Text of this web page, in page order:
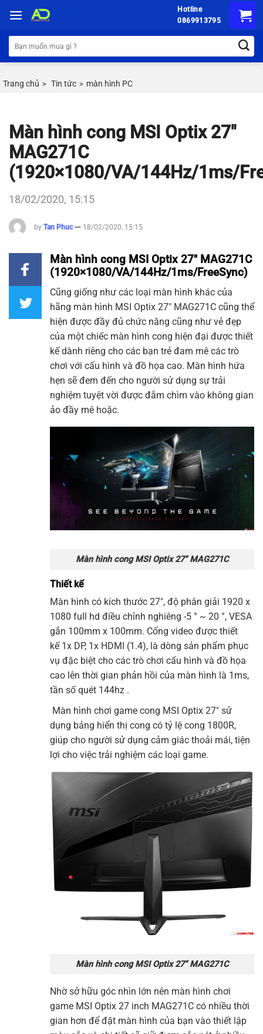
đến
nội
dung
Hotline
0869913795
Tìm
kiếm:
Trang chủ > Tin tức > màn hình PC
Màn hình cong MSI Optix 27″
MAG271C
(1920×1080/VA/144Hz/1ms/
18/02/2020, 15:15
by Tan Phuc 18/02/2020, 15:15
Màn hình cong MSI Optix 27″ MAG271C
(1920×1080/VA/144Hz/1ms/FreeSync)
Cũng giống như các loại màn hình khác của
hãng màn hình MSI Optix 27″ MAG271C cũng thể
hiện được đầy đủ chức năng cũng như vẻ đẹp
của một chiếc màn hình cong hiện đại được thiết
kế dành riêng cho các bạn trẻ đam mê các trò
chơi với cấu hình và đồ họa cao. Màn hình hứa
hẹn sẽ đem đến cho người sử dụng sự trải
nghiệm tuyệt vời được đắm chìm vào không gian
ảo đầy mê hoặc.
Màn hình cong MSI Optix 27″ MAG271C
Thiết kế
Màn hình có kích thước 27″, độ phân giải 1920 x
1080 full hd điều chỉnh nghiêng -5 ° ~ 20 °, VESA
gắn 100mm x 100mm. Cổng video được thiết
kế 1x DP, 1x HDMI (1.4), là dòng sản phẩm phục
vụ đặc biệt cho các trò chơi cấu hình và đồ họa
cao lên thời gian phản hồi của màn hình là 1ms,
tần số quét 144hz .
Màn hình chơi game cong MSI Optix 27″ sử
dụng bảng hiển thị cong có tỷ lệ cong 1800R,
giúp cho người sử dụng cảm giác thoải mái, tiện
lợi cho việc trải nghiệm các loại game.
Màn hình cong MSI Optix 27″ MAG271C
Nhờ sở hữu góc nhìn lớn nên màn hình chơi
game MSI Optix 27 inch MAG271C có nhiều thời
gian hơn để đặt màn hình của bạn vào thiết lập